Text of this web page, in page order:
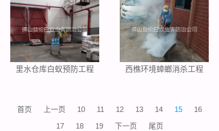
里水仓库白蚁预防工程 西樵环境蟑螂消杀工程
首页 上一页 10 11 12 13 14 15
16
17
18 19 下一页 尾页